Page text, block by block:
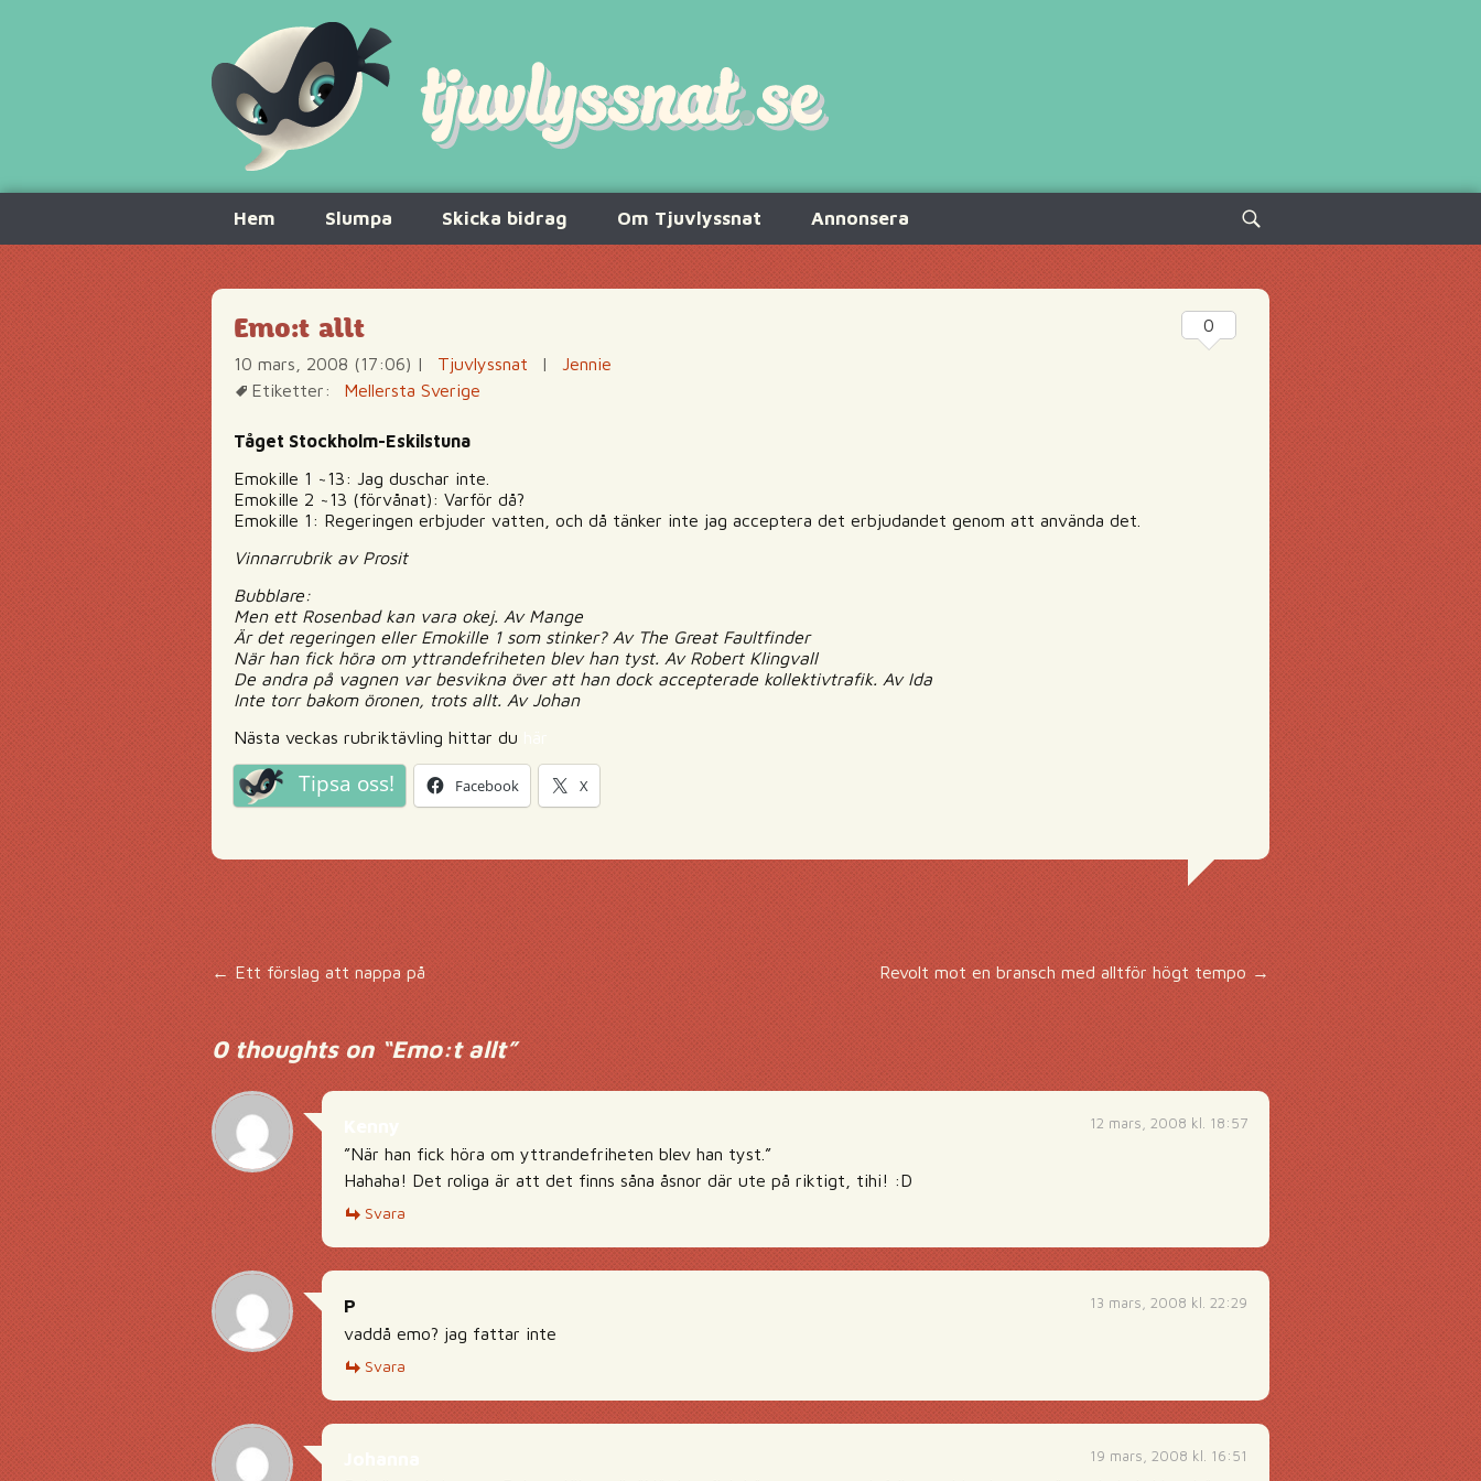
innehåll
Hem Slumpa Skicka bidrag Om Tjuvlyssnat Annonsera
Sök
efter:
Emo:t allt
10 mars, 2008 (17:06) | Tjuvlyssnat |
Jennie
Etiketter:
Mellersta Sverige
Tåget Stockholm-Eskilstuna
Emokille 1 ~13: Jag duschar inte.
Emokille 2 ~13 (förvånat): Varför då?
Emokille 1: Regeringen erbjuder vatten, och då tänker inte jag acceptera det erbjudandet genom att använda det.
Vinnarrubrik av Prosit
Bubblare:
Men ett Rosenbad kan vara okej. Av Mange
Är det regeringen eller Emokille 1 som stinker? Av The Great Faultfinder
När han fick höra om yttrandefriheten blev han tyst. Av Robert Klingvall
De andra på vagnen var besvikna över att han dock accepterade kollektivtrafik. Av Ida
Inte torr bakom öronen, trots allt. Av Johan
Nästa veckas rubriktävling hittar du
Tipsa oss! Facebook X
0
Inläggsnavigering
←Ett förslag att nappa på Revolt mot en bransch med alltför högt tempo →
0 thoughts on “Emo:t allt”
12 mars, 2008 kl. 18:57
”När han fick höra om yttrandefriheten blev han tyst.”
Hahaha! Det roliga är att det finns såna åsnor där ute på riktigt, tihi! :D
Svara
13 mars, 2008 kl. 22:29
P
vaddå emo? jag fattar inte
Svara
19 mars, 2008 kl. 16:51